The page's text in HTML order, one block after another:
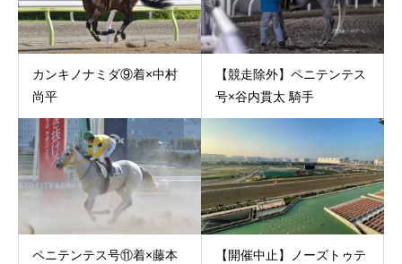
カンキノナミダ⑨着×中村
尚平
【競走除外】ペニテンテス
号×谷内貫太 騎手
ペニテンテス号⑪着×藤本
【開催中止】ノーズトゥテ